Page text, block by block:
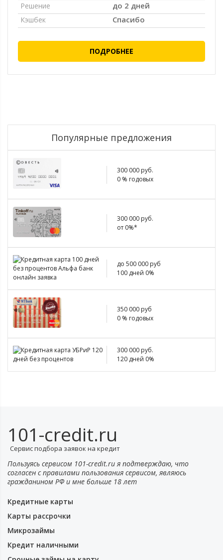
Решение до 2 дней
Кэшбек Спасибо
ПОДРОБНЕЕ
Популярные предложения
300 000 руб.
0 % годовых
300 000 руб.
от 0%*
до 500 000 руб
100 дней 0%
350 000 руб
0 % годовых
300 000 руб.
120 дней 0%
101-credit.ru
Сервис подбора заявок на кредит
Пользуясь сервисом 101-credit.ru я подтверждаю, что
согласен с правилами пользования сервисом, являюсь
гражданином РФ и мне больше 18 лет
Кредитные карты
Карты рассрочки
Микрозаймы
Кредит наличными